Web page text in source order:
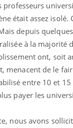
professeurs
était assez isolé.
depuis
à la majorité
ont, soit
menacent de le
entre 10 et
payer les
nous avons